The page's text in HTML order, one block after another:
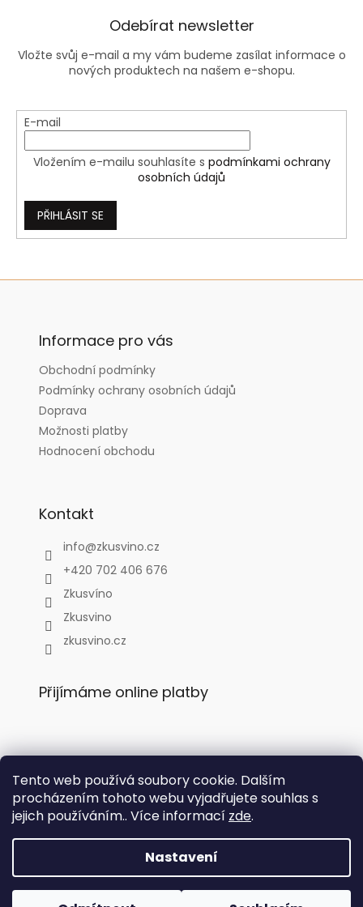
Tento web používá soubory cookie. Dalším
procházením tohoto webu vyjadřujete souhlas s
jejich používáním.. Více informací zde.
Nastavení
Odebírat newsletter
Vložte svůj e-mail a my vám budeme zasílat informace o
nových produktech na našem e-shopu.
E-mail
Vložením e-mailu souhlasíte s podmínkami ochrany
osobních údajů
PŘIHLÁSIT SE
Z
Informace pro vás
Obchodní podmínky
Podmínky ochrany osobních údajů
Doprava
Možnosti platby
Hodnocení obchodu
Kontakt
info@zkusvino.cz
+420 702 406 676
Zkusvíno
Zkusvino
zkusvino.cz
Přijímáme online platby
Facebook
Copyright 2026 . Všechna práva vyhrazena.